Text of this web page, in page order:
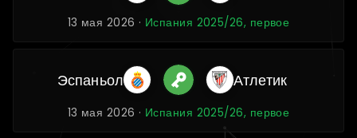
13 мая 2026 · Испания 2025/26, первое
Эспаньол Атлетик
13 мая 2026 · Испания 2025/26, первое